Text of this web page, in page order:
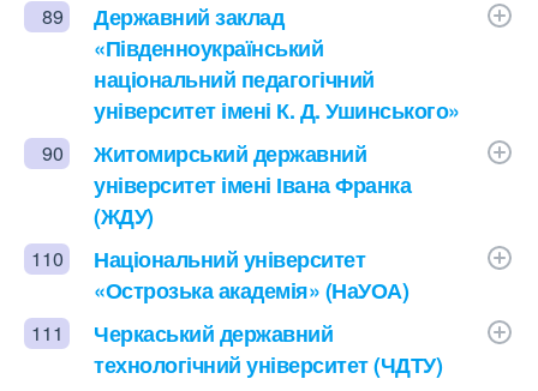
89
Державний заклад
«Південноукраїнський
національний педагогічний
університет імені К. Д. Ушинського»
90
Житомирський державний
університет імені Івана Франка
(ЖДУ)
110
Національний університет
«Острозька академія» (НаУОА)
111
Черкаський державний
технологічний університет (ЧДТУ)